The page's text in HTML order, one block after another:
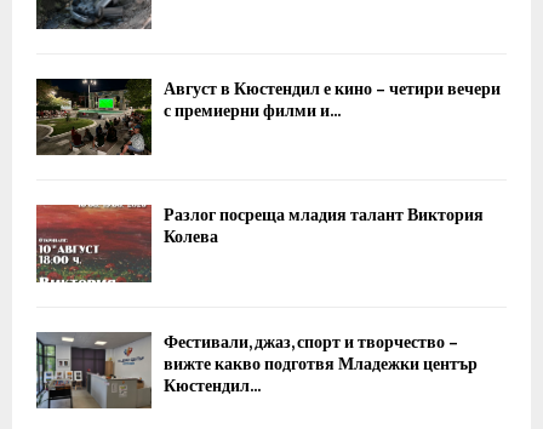
Август в Кюстендил е кино – четири вечери
с премиерни филми и...
Разлог посреща младия талант Виктория
Колева
Фестивали, джаз, спорт и творчество –
вижте какво подготвя Младежки център
Кюстендил...